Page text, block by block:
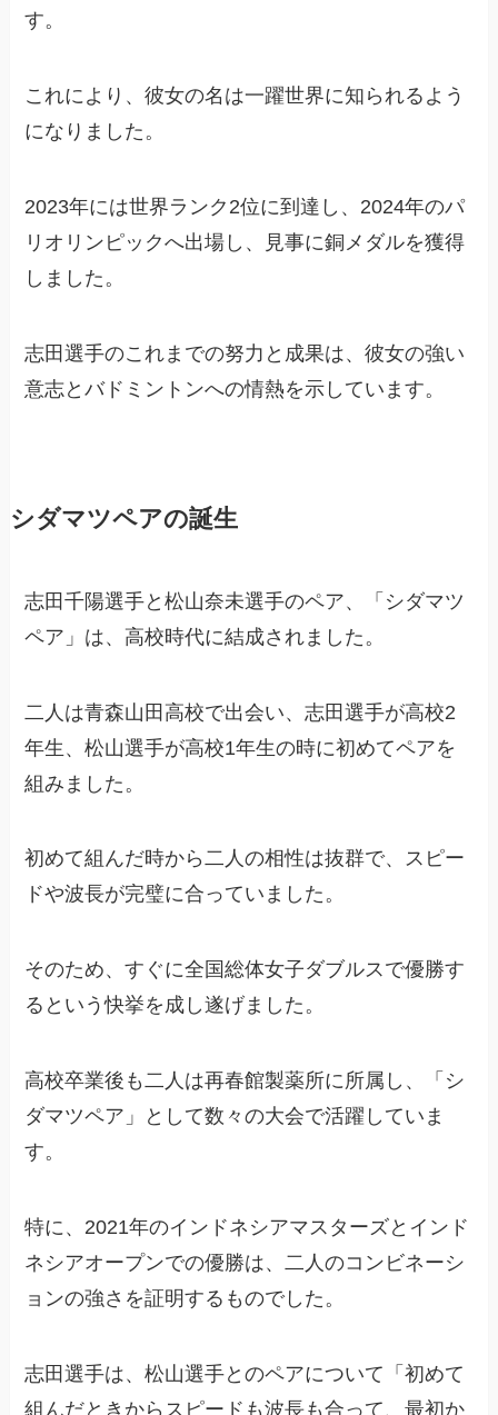
す。
これにより、彼女の名は一躍世界に知られるよう
になりました。
2023年には世界ランク2位に到達し、2024年のパ
リオリンピックへ出場し、見事に銅メダルを獲得
しました。
志田選手のこれまでの努力と成果は、彼女の強い
意志とバドミントンへの情熱を示しています。
シダマツペアの誕生
志田千陽選手と松山奈未選手のペア、「シダマツ
ペア」は、高校時代に結成されました。
二人は青森山田高校で出会い、志田選手が高校2
年生、松山選手が高校1年生の時に初めてペアを
組みました。
初めて組んだ時から二人の相性は抜群で、スピー
ドや波長が完璧に合っていました。
そのため、すぐに全国総体女子ダブルスで優勝す
るという快挙を成し遂げました。
高校卒業後も二人は再春館製薬所に所属し、「シ
ダマツペア」として数々の大会で活躍していま
す。
特に、2021年のインドネシアマスターズとインド
ネシアオープンでの優勝は、二人のコンビネーシ
ョンの強さを証明するものでした。
志田選手は、松山選手とのペアについて「初めて
組んだときからスピードも波長も合って、最初か